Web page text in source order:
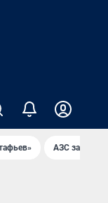
AЗС